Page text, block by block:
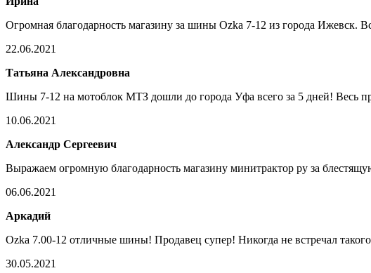
Огромная благодарность магазину за шины Ozka 7-12 из города Ижевск.
22.06.2021
Татьяна Александровна
Шины 7-12 на мотоблок МТЗ дошли до города Уфа всего за 5 дней! Весь
10.06.2021
Александр Сергеевич
Выражаем огромную благодарность магазину минитрактор ру за
06.06.2021
Аркадий
Ozka 7.00-12 отличные шины! Продавец супер! Никогда не встречал
30.05.2021